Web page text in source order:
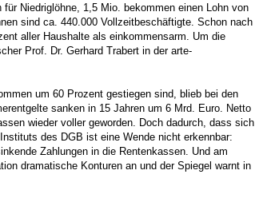
Niedriglöhne, 1,5 Mio. bekommen einen Lohn von
sind ca. 440.000 Vollzeitbeschäftigte. Schon nach
aller Haushalte als einkommensarm. Um die
Prof. Dr. Gerhard Trabert in der arte-
um 60 Prozent gestiegen sind, blieb bei den
sanken in 15 Jahren um 6 Mrd. Euro. Netto
wieder voller geworden. Doch dadurch, dass sich
des DGB ist eine Wende nicht erkennbar:
Zahlungen in die Rentenkassen. Und am
dramatische Konturen an und der Spiegel warnt in